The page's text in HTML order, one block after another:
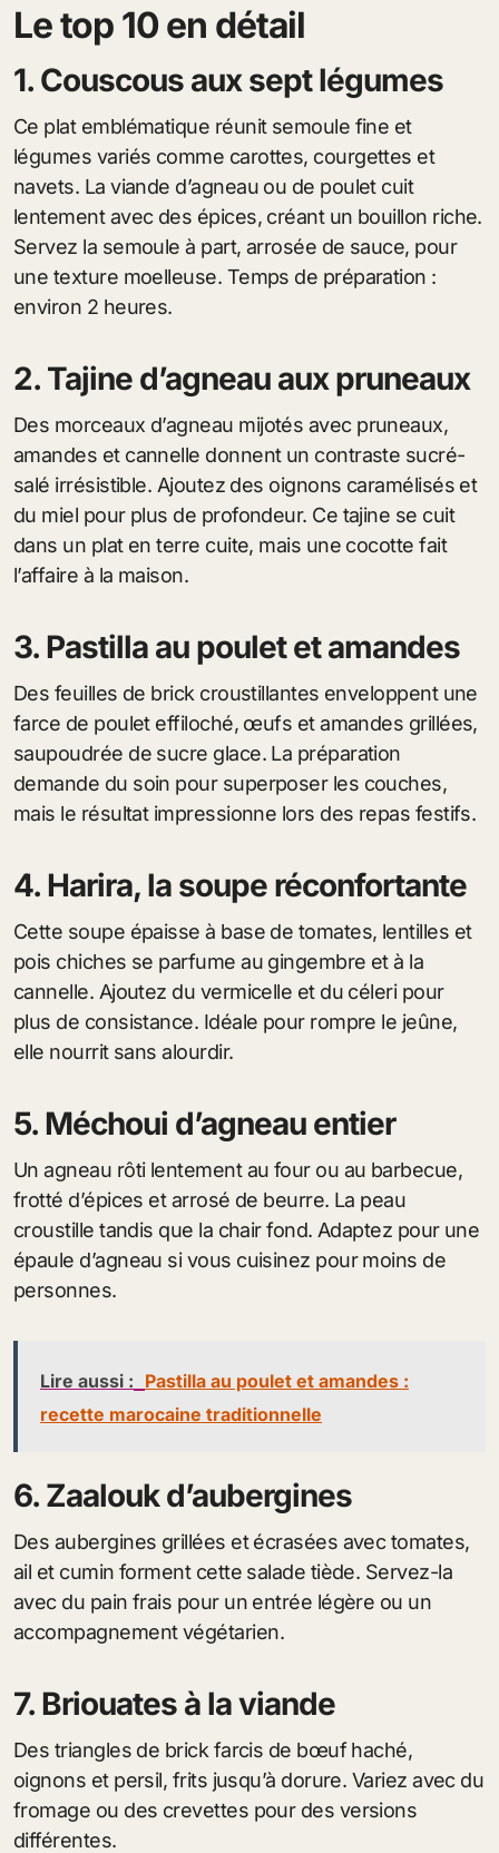
Le top 10 en détail
1. Couscous aux sept légumes
Ce plat emblématique réunit semoule fine et
légumes variés comme carottes, courgettes et
navets. La viande d’agneau ou de poulet cuit
lentement avec des épices, créant un bouillon riche.
Servez la semoule à part, arrosée de sauce, pour
une texture moelleuse. Temps de préparation :
environ 2 heures.
2. Tajine d’agneau aux pruneaux
Des morceaux d’agneau mijotés avec pruneaux,
amandes et cannelle donnent un contraste sucré-
salé irrésistible. Ajoutez des oignons caramélisés et
du miel pour plus de profondeur. Ce tajine se cuit
dans un plat en terre cuite, mais une cocotte fait
l’affaire à la maison.
3. Pastilla au poulet et amandes
Des feuilles de brick croustillantes enveloppent une
farce de poulet effiloché, œufs et amandes grillées,
saupoudrée de sucre glace. La préparation
demande du soin pour superposer les couches,
mais le résultat impressionne lors des repas festifs.
4. Harira, la soupe réconfortante
Cette soupe épaisse à base de tomates, lentilles et
pois chiches se parfume au gingembre et à la
cannelle. Ajoutez du vermicelle et du céleri pour
plus de consistance. Idéale pour rompre le jeûne,
elle nourrit sans alourdir.
5. Méchoui d’agneau entier
Un agneau rôti lentement au four ou au barbecue,
frotté d’épices et arrosé de beurre. La peau
croustille tandis que la chair fond. Adaptez pour une
épaule d’agneau si vous cuisinez pour moins de
personnes.
Lire aussi : Pastilla au poulet et amandes :
recette marocaine traditionnelle
6. Zaalouk d’aubergines
Des aubergines grillées et écrasées avec tomates,
ail et cumin forment cette salade tiède. Servez-la
avec du pain frais pour un entrée légère ou un
accompagnement végétarien.
7. Briouates à la viande
Des triangles de brick farcis de bœuf haché,
oignons et persil, frits jusqu’à dorure. Variez avec du
fromage ou des crevettes pour des versions
différentes.